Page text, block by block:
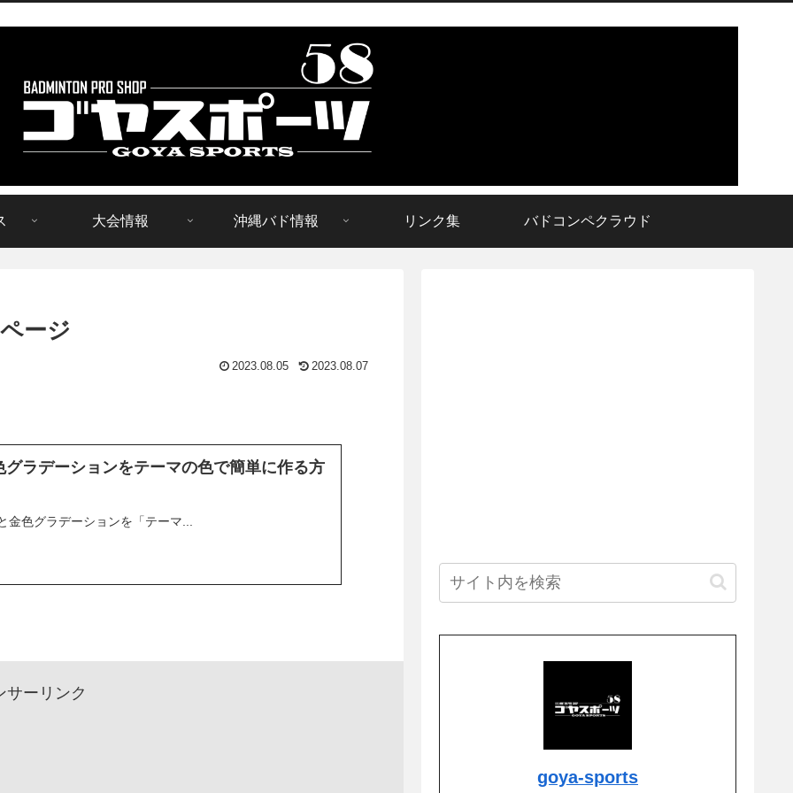
大会情報 沖縄バド情報 リンク集 バドコンペクラウド
ージ
2023.08.05 2023.08.07
ラデーションをテーマの色で簡単に作る方
金色グラデーションを「テーマ...
サーリンク
goya-sports